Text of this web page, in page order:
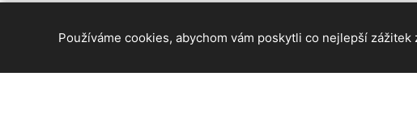
Používáme cookies, abychom vám poskytli co nejlepší zážitek